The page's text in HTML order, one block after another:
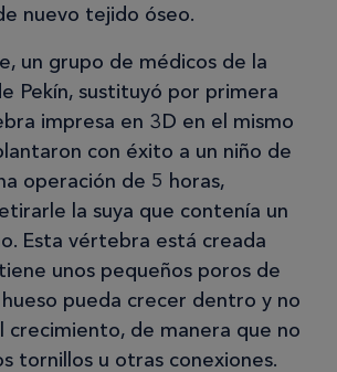
nuevo tejido óseo.
un grupo de médicos de la
Pekín, sustituyó por primera
impresa en 3D en el mismo
con éxito a un niño de
operación de 5 horas,
la suya que contenía un
Esta vértebra está creada
unos pequeños poros de
pueda crecer dentro y no
crecimiento, de manera que no
tornillos u otras conexiones.